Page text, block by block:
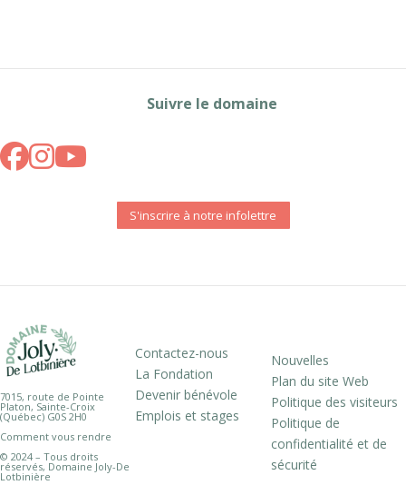
Suivre le domaine
S'inscrire à notre infolettre
7015, route de Pointe
Platon, Sainte-Croix
(Québec) G0S 2H0
Comment vous rendre
© 2024 – Tous droits
réservés, Domaine Joly-De
Lotbinière
Contactez-nous
La Fondation
Devenir bénévole
Emplois et stages
Nouvelles
Plan du site Web
Politique des visiteurs
Politique de
confidentialité et de
sécurité